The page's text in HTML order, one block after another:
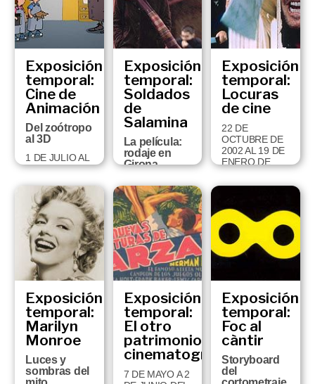
30 DE
SEPTIEMBRE
DE 2003 A 11
DE ENERO DE
2004
Exposición
temporal:
Cine de
Animación
Del zoótropo
al 3D
1 DE JULIO AL
14 DE
DE 2003
Exposición
temporal:
Soldados
de
Salamina
La película:
rodaje en
Girona
11 DE MARZO
A 8 DE JUNIO
DE 2003
Exposición
temporal:
Locuras
de cine
22 DE
OCTUBRE DE
2002 AL 19 DE
ENERO DE
Exposición
temporal:
Marilyn
Monroe
Luces y
sombras del
Exposición
temporal:
El otro
patrimonio
cinematográfico
7 DE MAYO A 2
Exposición
temporal:
Foc al
càntir
Storyboard
del